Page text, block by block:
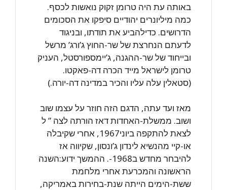
באותה עת היה טרומן זקוק נואשות לכסף.
כמה מיליונרים יהודיים סיפקו את הסכומים
הדרושים. כדילהביע את תודתו, ובניגוד
לדעתם הנחרצת של שר-החוץ ג’ורג’ מרשל
ובייחוד של שר-ההגנה, ג’יימספורסטל, העניק
טרומן לישראל מייד הכרה דה-פאקטו.
(סטאלין עלה עליו והכיר במדינה דה-יורה.)
מאז ועד עתה, הדגם הזה חוזר על עצמו שוב
ושוב. ממשלת-האחדות דאז הורתה לצה ” ל
לצאת להתקפה ביוני1967, אחרי שקיבלה
או-קיי מהנשיא לינדון ג’ונסון, שקיווה אז
להיבחר מחדש ב1968-. ההמשך ידוע:השנה
הראשונה והמכרעת אחרי מלחמת
ששת-הימים הייתה שנת-בחירות באמריקה,